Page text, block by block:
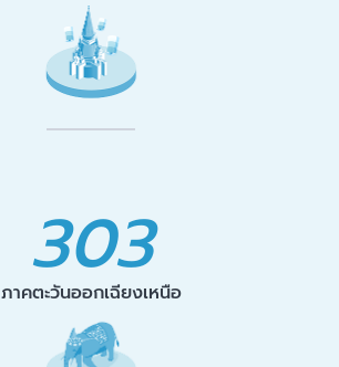
303
ภาคตะวันออกเฉียงเหนือ